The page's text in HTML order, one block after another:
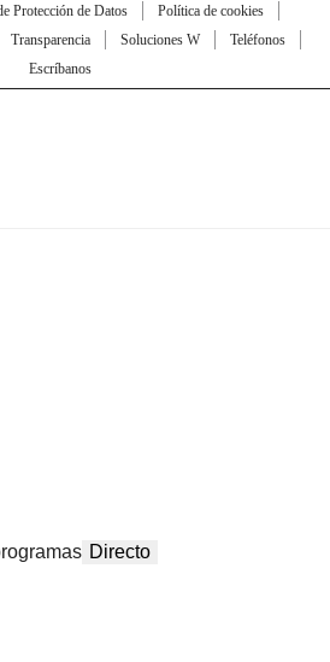
Protección de Datos
Política de cookies
Transparencia Soluciones W
Teléfonos
Escríbanos
Directo